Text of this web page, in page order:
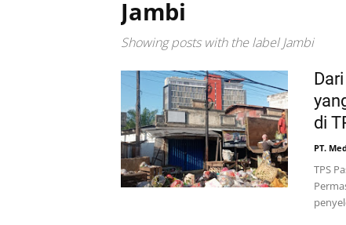
Jambi
Showing posts with the labelJambi
di
PT.
TPS